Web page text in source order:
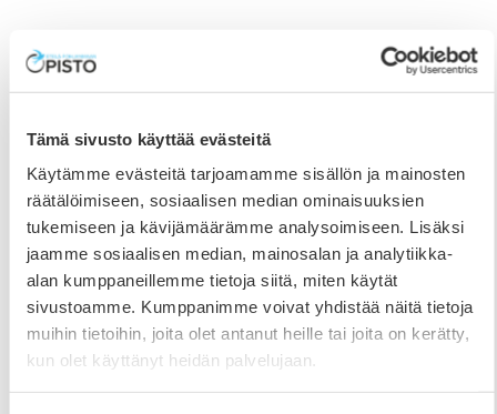
Tämä sivusto käyttää evästeitä
Käytämme evästeitä tarjoamamme sisällön ja mainosten
räätälöimiseen, sosiaalisen median ominaisuuksien
tukemiseen ja kävijämäärämme analysoimiseen. Lisäksi
jaamme sosiaalisen median, mainosalan ja analytiikka-
alan kumppaneillemme tietoja siitä, miten käytät
sivustoamme. Kumppanimme voivat yhdistää näitä tietoja
muihin tietoihin, joita olet antanut heille tai joita on kerätty,
kun olet käyttänyt heidän palvelujaan.